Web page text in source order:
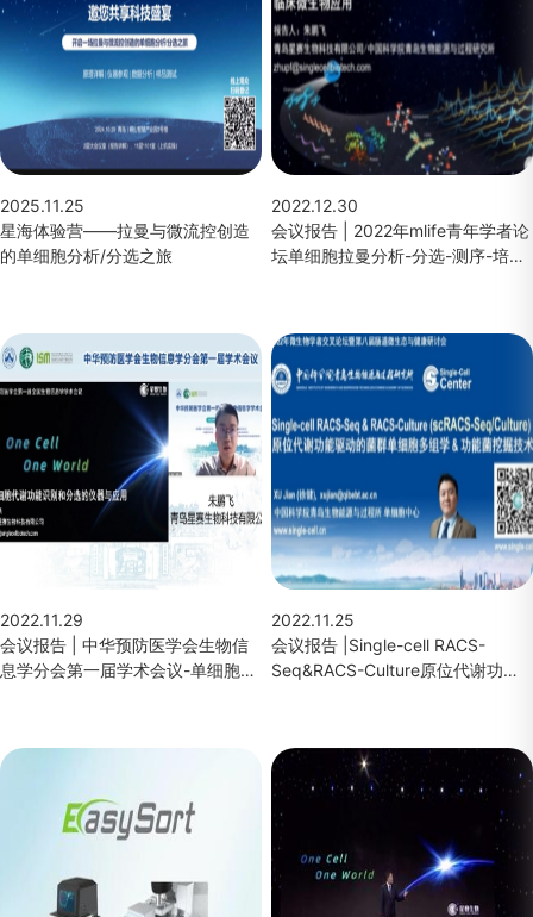
2025.11.25
星海体验营——拉曼与微流控创造
的单细胞分析/分选之旅
2022.12.30
会议报告 | 2022年mlife青年学者论
坛单细胞拉曼分析-分选-测序-培养
2022.11.29
会议报告 | 中华预防医学会生物信
息学分会第一届学术会议-单细胞代
2022.11.25
会议报告 |Single-cell RACS-
Seq&RACS-Culture原位代谢功能